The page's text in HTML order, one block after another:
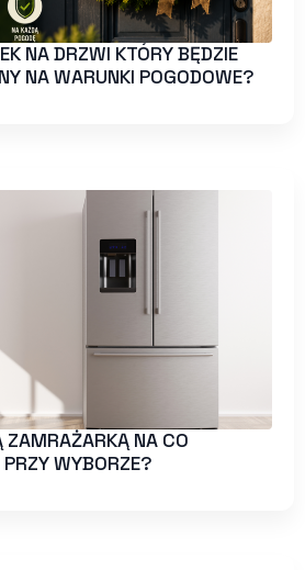
NA DRZWI KTÓRY BĘDZIE
NA WARUNKI POGODOWE?
ZAMRAŻARKĄ NA CO
WYBORZE?